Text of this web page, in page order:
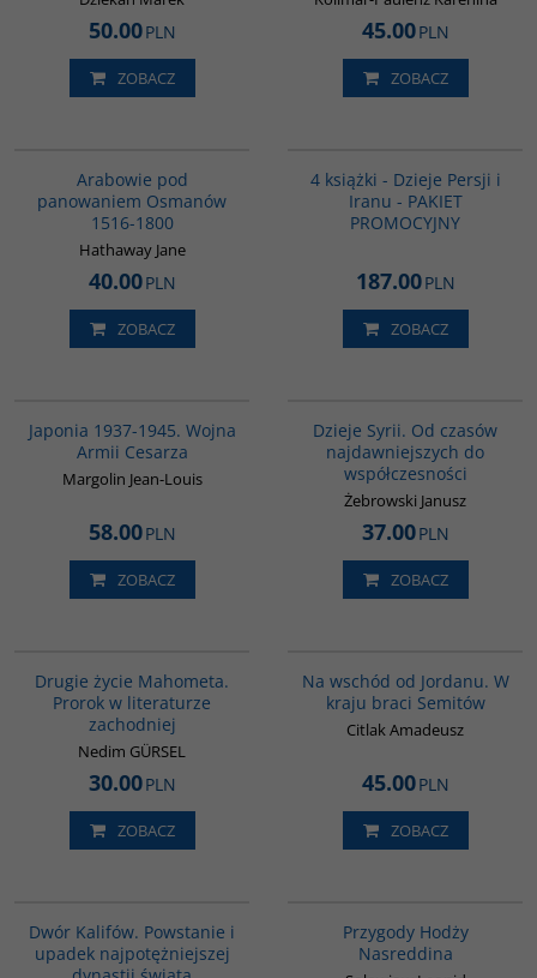
50.00PLN
ZOBACZ
45.00PLN
ZOBACZ
Arabowie pod
panowaniem Osmanów
1516-1800
Hathaway Jane
40.00PLN
ZOBACZ
4 książki - Dzieje Persji i
Iranu - PAKIET
PROMOCYJNY
187.00PLN
ZOBACZ
Japonia 1937-1945. Wojna
Armii Cesarza
Margolin Jean-Louis
58.00PLN
ZOBACZ
Dzieje Syrii. Od czasów
najdawniejszych do
współczesności
Żebrowski Janusz
37.00PLN
ZOBACZ
Drugie życie Mahometa.
Prorok w literaturze
zachodniej
Nedim GÜRSEL
30.00PLN
ZOBACZ
Na wschód od Jordanu. W
kraju braci Semitów
Citlak Amadeusz
45.00PLN
ZOBACZ
Dwór Kalifów. Powstanie i
upadek najpotężniejszej
Przygody Hodży
Nasreddina